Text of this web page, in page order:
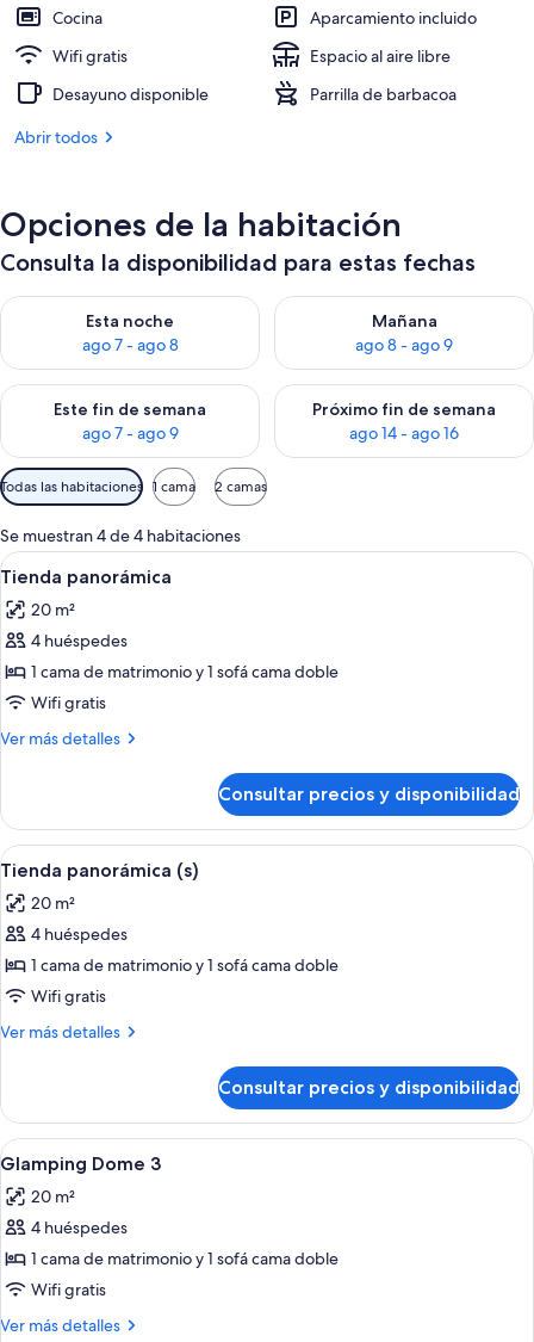
Tabla de planchar con plancha, wifi
Cocina
Aparcamiento incluido
Wifi gratis
Espacio al aire libre
Desayuno disponible
Parrilla de barbacoa
Abrir todos
Opciones de la habitación
Consulta la disponibilidad para estas fechas
Esta noche
ago 7 - ago 8
Consulta la disponibilidad para esta noche, ago 7 - ago 8
Mañana
ago 8 - ago 9
Consulta la disponibilidad
Este fin de semana
ago 7 - ago 9
Consulta la disponibilidad para este fin de semana, ago 7 -
Próximo fin de semana
ago 14 - ago 16
Consulta la disponibilidad
Filtros
disponibles
para
las
habitaciones
Todas las habitaciones 1 cama 2 camas
Se muestran 4 de 4 habitaciones
Abrir
todas
las
fotos
de
Tienda
panorámica
Tabla de planchar con plancha, wifi
12
Tienda panorámica
20 m²
4 huéspedes
1 cama de matrimonio y 1 sofá cama doble
Wifi gratis
Ver más detalles
Más
panorámica
Consultar precios y disponibilidad
Abrir
todas
las
fotos
de
Tienda
panorámica
Tabla de planchar con plancha, wifi
12
Tienda panorámica (s)
20 m²
4 huéspedes
1 cama de matrimonio y 1 sofá cama doble
Wifi gratis
Ver más detalles
Más
panorámica
(s)
Consultar precios y disponibilidad
Abrir
todas
las
fotos
de
Glamping
Dome
Tabla de planchar con plancha, wifi
1
Glamping Dome 3
20 m²
4 huéspedes
1 cama de matrimonio y 1 sofá cama doble
Wifi gratis
Ver más detalles
Más